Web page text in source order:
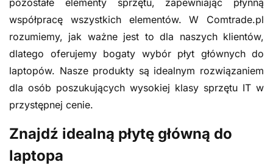
pozostałe elementy sprzętu, zapewniając płynną
współpracę wszystkich elementów. W Comtrade.pl
rozumiemy, jak ważne jest to dla naszych klientów,
dlatego oferujemy bogaty wybór płyt głównych do
laptopów. Nasze produkty są idealnym rozwiązaniem
dla osób poszukujących wysokiej klasy sprzętu IT w
przystępnej cenie.
Znajdź idealną płytę główną do
laptopa